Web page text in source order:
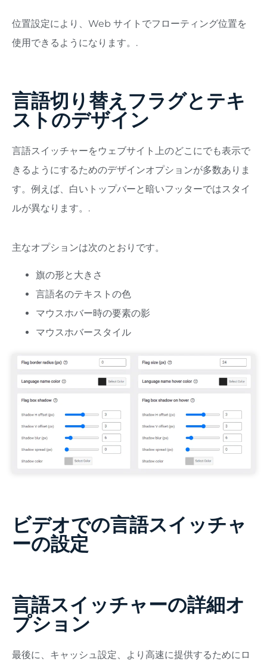
位置設定により、Web サイトでフローティング位置を
使用できるようになります。.
言語切り替えフラグとテキ
ストのデザイン
言語スイッチャーをウェブサイト上のどこにでも表示で
きるようにするためのデザインオプションが多数ありま
す。例えば、白いトップバーと暗いフッターではスタイ
ルが異なります。.
主なオプションは次のとおりです。
旗の形と大きさ
言語名のテキストの色
マウスホバー時の要素の影
マウスホバースタイル
ビデオでの言語スイッチャ
ーの設定
言語スイッチャーの詳細オ
プション
最後に、キャッシュ設定、より高速に提供するためにロ